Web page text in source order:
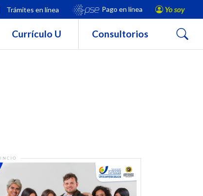
Trámites en línea Pago en línea Yo soy
Currículo U Consultorios Buscar